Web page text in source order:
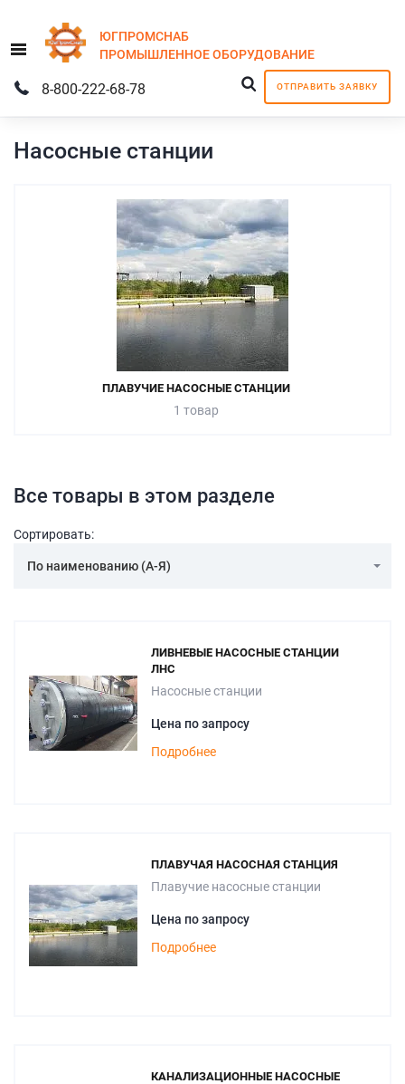
Menu
ЮГПРОМСНАБ
ПРОМЫШЛЕННОЕОБОРУДОВАНИЕ
ОТПРАВИТЬ ЗАЯВКУ
8-800-222-68-78
Насосные станции
ПЛАВУЧИЕ НАСОСНЫЕ СТАНЦИИ
1 товар
Все товары в этом разделе
Сортировать:
По наименованию (А-Я)
ЛИВНЕВЫЕ НАСОСНЫЕ СТАНЦИИ
ЛНС
Насосные станции
Цена по запросу
Подробнее
ПЛАВУЧАЯ НАСОСНАЯ СТАНЦИЯ
Плавучие насосные станции
Цена по запросу
Подробнее
КАНАЛИЗАЦИОННЫЕ НАСОСНЫЕ